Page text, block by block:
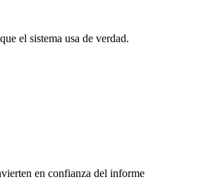
el sistema usa de verdad.
en confianza del informe